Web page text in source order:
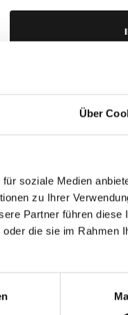
Über
soziale Medien
zu Ihrer
Partner führen diese
die sie im Rahmen
Produktdetails